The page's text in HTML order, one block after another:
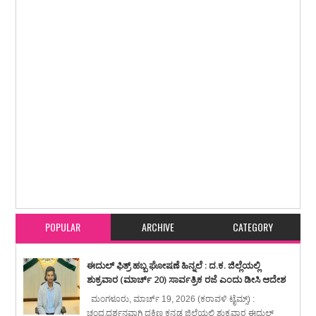
POPULAR ARCHIVE CATEGORY
ಈದುಲ್ ಫಿತ್ರ್ ಹಬ್ಬ ಘೋಷಣೆ ಹಿನ್ನಲೆ : ದ.ಕ. ಜಿಲ್ಲೆಯಲ್ಲಿ
ಶುಕ್ರವಾರ (ಮಾರ್ಚ್ 20) ಸಾರ್ವತ್ರಿಕ ರಜೆ ಎಂದು ಡೀಸಿ ಆದೇಶ
ಮಂಗಳೂರು, ಮಾರ್ಚ್ 19, 2026 (ಕರಾವಳಿ ಟೈಮ್ಸ್) :
ಚಂದ್ರದರ್ಶನವಾಗಿ ದಕ್ಷಿಣ ಕನ್ನಡ ಜಿಲ್ಲೆಯಲ್ಲಿ ಶುಕ್ರವಾರ ಈದುಲ್